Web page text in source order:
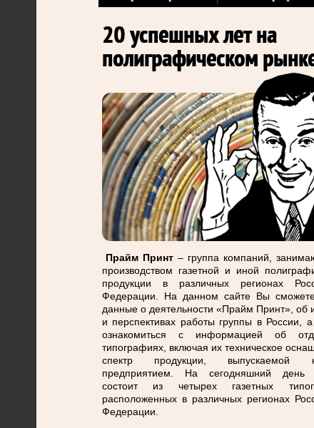
20 успешных лет на
полиграфическом
Прайм Принт– группа компаний,
производством газетной и иной
продукции в различных регионах
Федерации. На данном сайте Вы
данные о деятельности «Прайм Принт», об
и перспективах работы группы в России,
ознакомиться с информацией об
типографиях, включая их техническое
спектр продукции, выпускаемой
предприятием. На сегодняшний день
состоит из четырех газетных
расположенных в различных регионах
Федерации.